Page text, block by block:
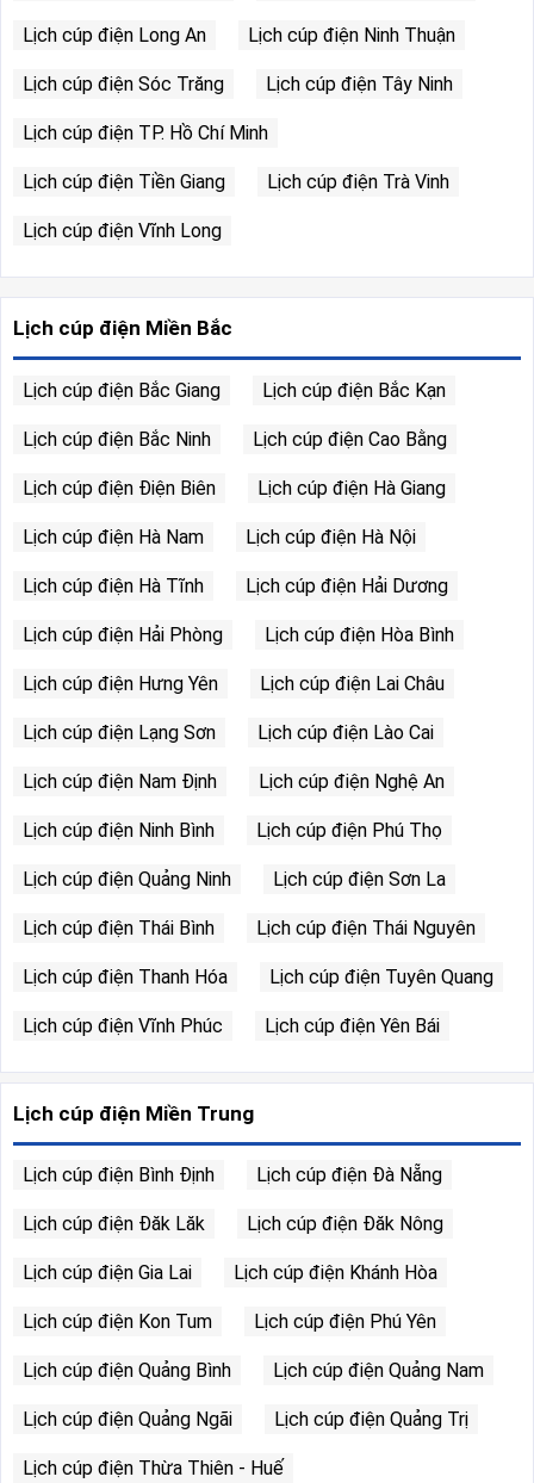
Lịch cúp điện Long An Lịch cúp điện Ninh Thuận
Lịch cúp điện Sóc Trăng Lịch cúp điện Tây Ninh
Lịch cúp điện TP. Hồ Chí Minh
Lịch cúp điện Tiền Giang Lịch cúp điện Trà Vinh
Lịch cúp điện Vĩnh Long
Lịch cúp điện Miền Bắc
Lịch cúp điện Bắc Giang Lịch cúp điện Bắc Kạn
Lịch cúp điện Bắc Ninh Lịch cúp điện Cao Bằng
Lịch cúp điện Điện Biên Lịch cúp điện Hà Giang
Lịch cúp điện Hà Nam Lịch cúp điện Hà Nội
Lịch cúp điện Hà Tĩnh Lịch cúp điện Hải Dương
Lịch cúp điện Hải Phòng Lịch cúp điện Hòa Bình
Lịch cúp điện Hưng Yên Lịch cúp điện Lai Châu
Lịch cúp điện Lạng Sơn Lịch cúp điện Lào Cai
Lịch cúp điện Nam Định Lịch cúp điện Nghệ An
Lịch cúp điện Ninh Bình Lịch cúp điện Phú Thọ
Lịch cúp điện Quảng Ninh Lịch cúp điện Sơn La
Lịch cúp điện Thái Bình Lịch cúp điện Thái Nguyên
Lịch cúp điện Thanh Hóa Lịch cúp điện Tuyên Quang
Lịch cúp điện Vĩnh Phúc Lịch cúp điện Yên Bái
Lịch cúp điện Miền Trung
Lịch cúp điện Bình Định Lịch cúp điện Đà Nẵng
Lịch cúp điện Đăk Lăk Lịch cúp điện Đăk Nông
Lịch cúp điện Gia Lai Lịch cúp điện Khánh Hòa
Lịch cúp điện Kon Tum Lịch cúp điện Phú Yên
Lịch cúp điện Quảng Bình Lịch cúp điện Quảng Nam
Lịch cúp điện Quảng Ngãi Lịch cúp điện Quảng Trị
Lịch cúp điện Thừa Thiên - Huế